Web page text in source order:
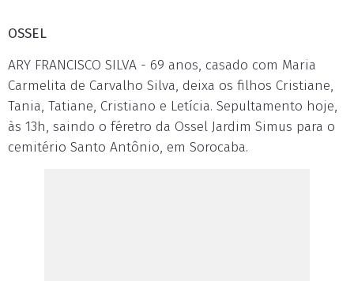
OSSEL
ARY FRANCISCO SILVA - 69 anos, casado com Maria
Carmelita de Carvalho Silva, deixa os filhos Cristiane,
Tania, Tatiane, Cristiano e Letícia. Sepultamento hoje,
às 13h, saindo o féretro da Ossel Jardim Simus para o
cemitério Santo Antônio, em Sorocaba.